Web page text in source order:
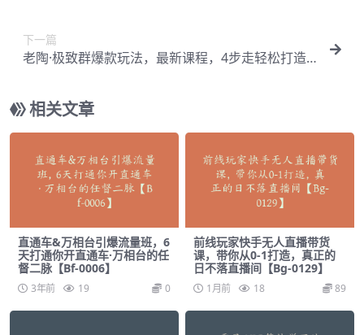
下一篇
老陶·极致群爆款玩法，最新课程，4步走轻松打造
相关文章
直通车&万相台引爆流量班，6
天打通你开直通车·万相台的任
督二脉【Bf-0006】
3年前 19 0
前线玩家快手无人直播带货
课，带你从0-1打造，真正的
日不落直播间【Bg-0129】
1月前 18 89